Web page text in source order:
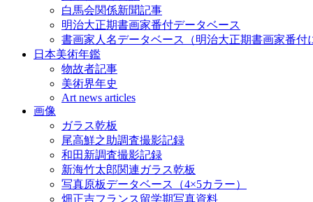
白馬会関係新聞記事
明治大正期書画家番付データベース
書画家人名データベース（明治大正期書画家番付
日本美術年鑑
物故者記事
美術界年史
Art news articles
画像
ガラス乾板
尾高鮮之助調査撮影記録
和田新調査撮影記録
新海竹太郎関連ガラス乾板
写真原板データベース（4×5カラー）
畑正吉フランス留学期写真資料